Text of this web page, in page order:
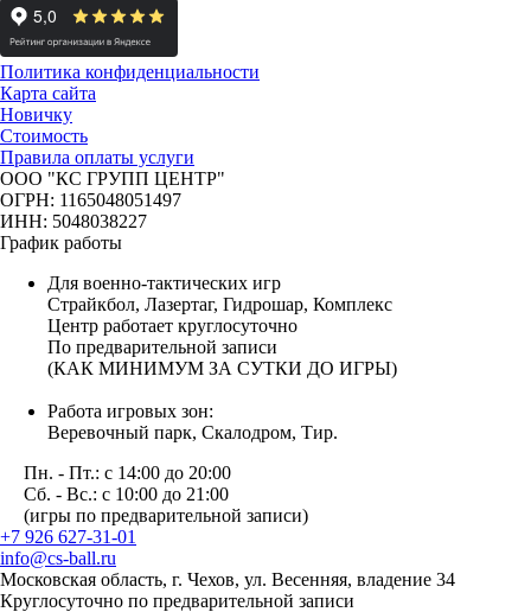
Политика конфиденциальности
Карта сайта
Новичку
Стоимость
Правила оплаты услуги
ООО "КС ГРУПП ЦЕНТР"
ОГРН: 1165048051497
ИНН: 5048038227
График работы
Для военно-тактических игр
Страйкбол, Лазертаг, Гидрошар, Комплекс
Центр работает круглосуточно
По предварительной записи
(КАК МИНИМУМ ЗА СУТКИ ДО ИГРЫ)
Работа игровых зон:
Веревочный парк, Скалодром, Тир.
Пн. - Пт.: с 14:00 до 20:00
Сб. - Вс.: с 10:00 до 21:00
(игры по предварительной записи)
+7 926 627-31-01
info@cs-ball.ru
Московская область, г. Чехов, ул. Весенняя, владение 34
Круглосуточно по предварительной записи